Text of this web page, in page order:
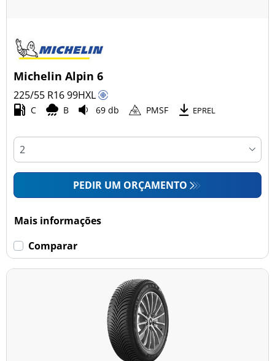
Michelin Alpin 6
225/55 R1699HXL
C B 69 db PMSF EPREL
PEDIR UM ORÇAMENTO
Mais informações
Comparar